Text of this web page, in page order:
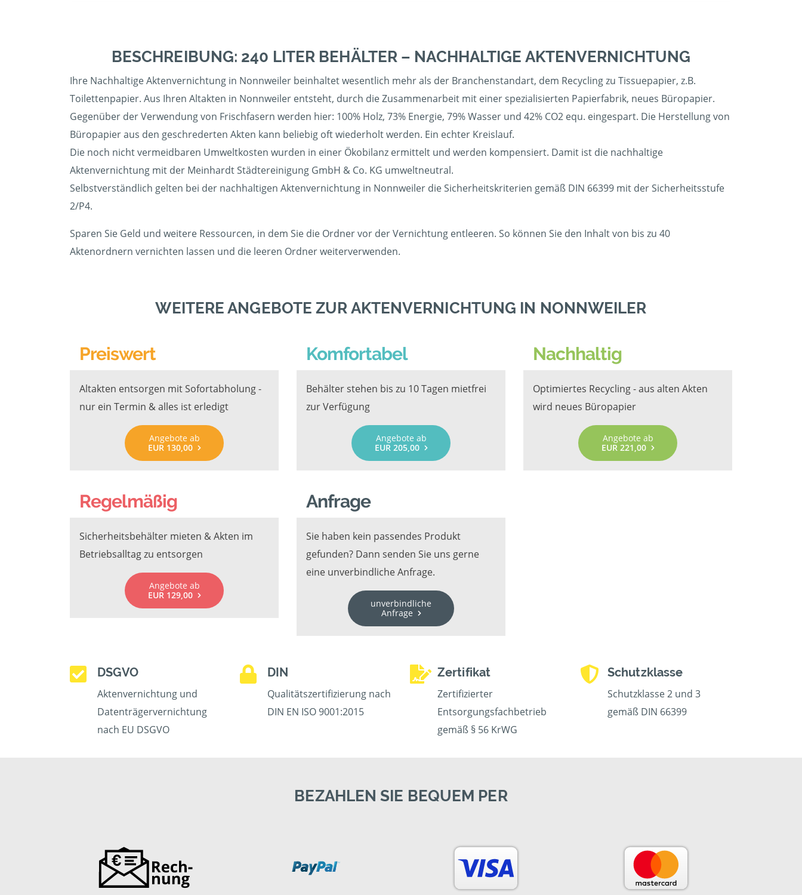
BESCHREIBUNG: 240 LITER BEHÄLTER – NACHHALTIGE AKTENVERNICHTUNG
Ihre Nachhaltige Aktenvernichtung in Nonnweiler beinhaltet wesentlich mehr als der Branchenstandart, dem Recycling zu Tissuepapier, z.B.
Toilettenpapier. Aus Ihren Altakten in Nonnweiler entsteht, durch die Zusammenarbeit mit einer spezialisierten Papierfabrik, neues Büropapier.
Gegenüber der Verwendung von Frischfasern werden hier: 100% Holz, 73% Energie, 79% Wasser und 42% CO2 equ. eingespart. Die Herstellung von
Büropapier aus den geschrederten Akten kann beliebig oft wiederholt werden. Ein echter Kreislauf.
Die noch nicht vermeidbaren Umweltkosten wurden in einer Ökobilanz ermittelt und werden kompensiert. Damit ist die nachhaltige
Aktenvernichtung mit der Meinhardt Städtereinigung GmbH & Co. KG umweltneutral.
Selbstverständlich gelten bei der nachhaltigen Aktenvernichtung in Nonnweiler die Sicherheitskriterien gemäß DIN 66399 mit der Sicherheitsstufe
2/P4.
Sparen Sie Geld und weitere Ressourcen, in dem Sie die Ordner vor der Vernichtung entleeren. So können Sie den Inhalt von bis zu 40
Aktenordnern vernichten lassen und die leeren Ordner weiterverwenden.
WEITERE ANGEBOTE ZUR AKTENVERNICHTUNG IN NONNWEILER
Preiswert
Altakten entsorgen mit Sofortabholung -
nur ein Termin & alles ist erledigt
Angebote ab
EUR 130,00
Komfortabel
Behälter stehen bis zu 10 Tagen mietfrei
zur Verfügung
Angebote ab
EUR 205,00
Nachhaltig
Optimiertes Recycling - aus alten Akten
wird neues Büropapier
Angebote ab
EUR 221,00
Regelmäßig
Sicherheitsbehälter mieten & Akten im
Betriebsalltag zu entsorgen
Angebote ab
EUR 129,00
Anfrage
Sie haben kein passendes Produkt
gefunden? Dann senden Sie uns gerne
eine unverbindliche Anfrage.
unverbindliche
Anfrage
DSGVO
Aktenvernichtung und
Datenträgervernichtung
nach EU DSGVO
DIN
Qualitätszertifizierung nach
DIN EN ISO 9001:2015
Zertifikat
Zertifizierter
Entsorgungsfachbetrieb
gemäß § 56 KrWG
Schutzklasse
Schutzklasse 2 und 3
gemäß DIN 66399
BEZAHLEN SIE BEQUEM PER